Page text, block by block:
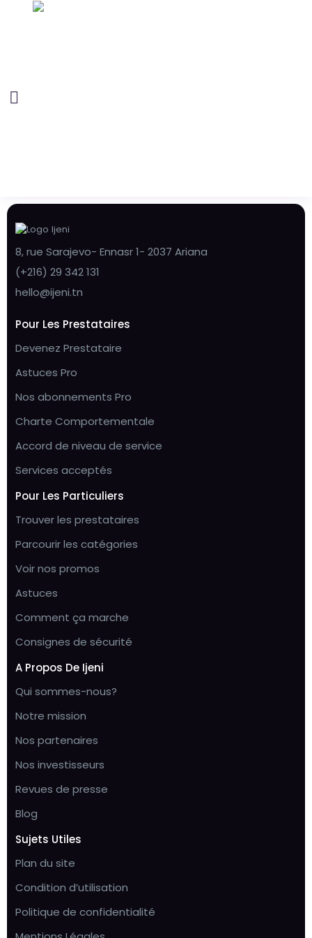
8, rue Sarajevo- Ennasr 1- 2037 Ariana
(+216) 29 342 131
hello@ijeni.tn
Pour Les Prestataires
Devenez Prestataire
Astuces Pro
Nos abonnements Pro
Charte Comportementale
Accord de niveau de service
Services acceptés
Pour Les Particuliers
Trouver les prestataires
Parcourir les catégories
Voir nos promos
Astuces
Comment ça marche
Consignes de sécurité
A Propos De Ijeni
Qui sommes-nous?
Notre mission
Nos partenaires
Nos investisseurs
Revues de presse
Blog
Sujets Utiles
Plan du site
Condition d’utilisation
Politique de confidentialité